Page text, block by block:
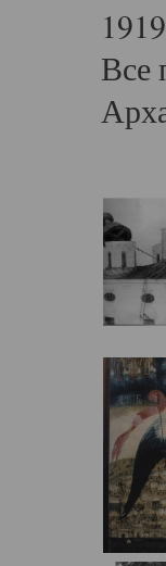
Все